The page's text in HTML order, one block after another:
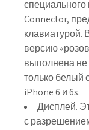
специального
Connector,
клавиатурой.
версию
выполнена не
только белый
iPhone 6 и 6s.
Дисплей.
с